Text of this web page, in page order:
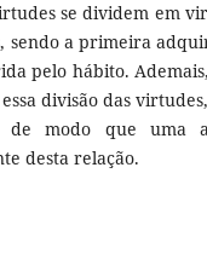
se dividem em
sendo a primeira
pelo hábito.
divisão das
de modo que uma
desta relação.